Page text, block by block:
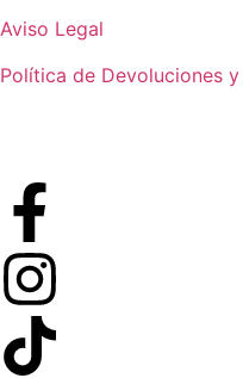
Aviso Legal
Política de Devoluciones